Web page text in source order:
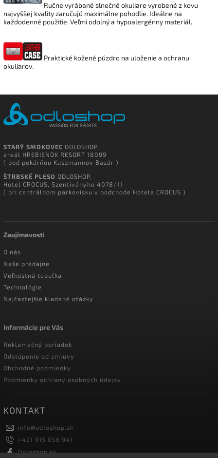
Ručne vyrábané slnečné okuliare vyrobené z kovu
najvyššej kvality zaručujú maximálne pohodlie. Ideálne na
každodenné použitie. Veľmi odolný a hypoalergénny materiál.
Praktické kožené púzdro na uloženie a ochranu
okuliarov.
STARÝ SMOKOVEC ODLOSHOP,
areál HREBIENOK RESORT 18099
( pod pekárňou Kuszmannov Bazár )
ŠTRBSKÉ PLESO ODLOSHOP,
Hotel CROCUS, Szentiványho 4078/11
( pri centrálnom parkovisku v podchode Hotela CROCUS )
Zaujímavosti
O nás
Naše predajne
Veľkostná tabuľka
Technológie
Najčastejšie kladené otázky
Informácie pre Vás
Reklamačný poriadok
Odstúpenie od zmluvy
Obchodné podmienky
Podmienky ochrany osobných údajov
KONTAKT
info@odloshop.sk
+421 915 056 941
Odloshop.sk